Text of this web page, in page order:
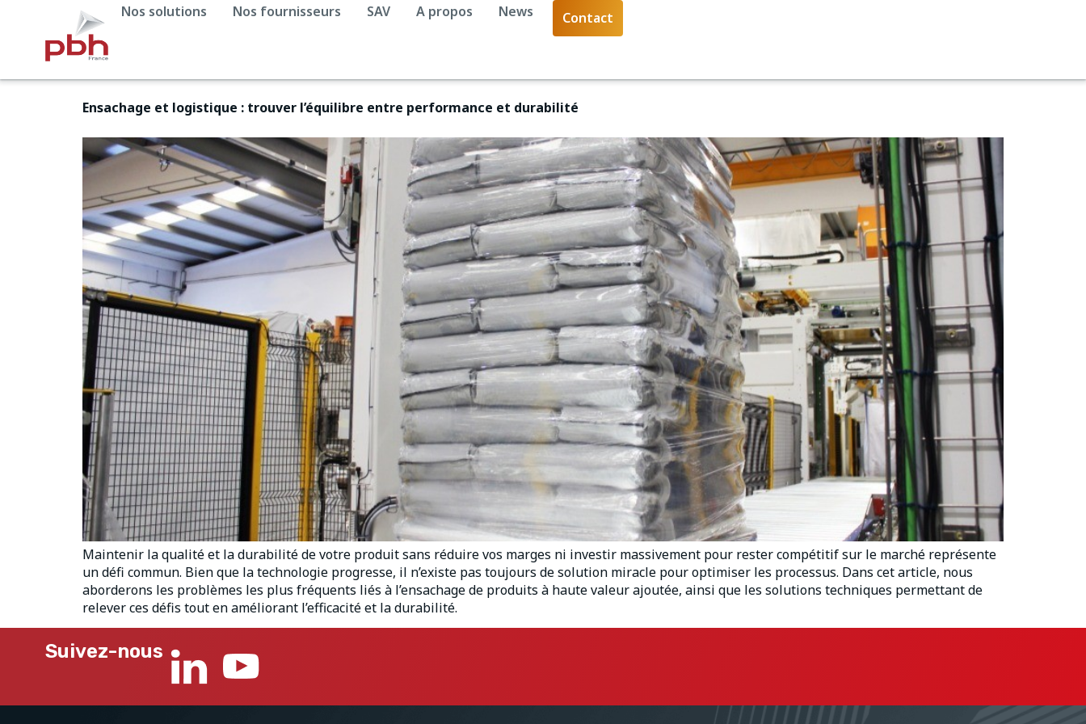
Nos solutions Nos fournisseurs SAV A propos News Contact
Ensachage et logistique : trouver l’équilibre entre performance et durabilité
Maintenir la qualité et la durabilité de votre produit sans réduire vos marges ni investir massivement pour rester compétitif sur le marché représente
un défi commun. Bien que la technologie progresse, il n’existe pas toujours de solution miracle pour optimiser les processus. Dans cet article, nous
aborderons les problèmes les plus fréquents liés à l’ensachage de produits à haute valeur ajoutée, ainsi que les solutions techniques permettant de
relever ces défis tout en améliorant l’efficacité et la durabilité.
Suivez-nous